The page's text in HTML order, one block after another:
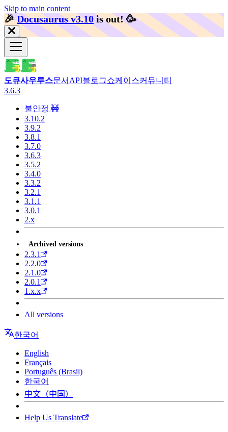
Skip to main content
🎉️Docusaurus v3.10 is out! 🥳️
도큐사우루스문서 API블로그쇼케이스커뮤니티
3.6.3
불안정 🚧
3.10.2
3.9.2
3.8.1
3.7.0
3.6.3
3.5.2
3.4.0
3.3.2
3.2.1
3.1.1
3.0.1
2.x
Archived versions
2.3.1
2.2.0
2.1.0
2.0.1
1.x.x
All versions
한국어
English
Français
Português (Brasil)
한국어
中文（中国）
Help Us Translate